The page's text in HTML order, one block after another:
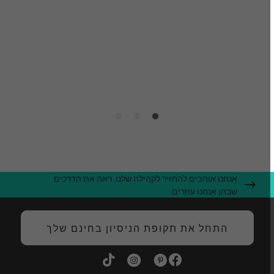
אנחנו אוהבים להחזיר לקהילה שלנו. ראה את הדרכים
שבהן אנחנו עוזרים.
התחל את תקופת הניסיון בחינם שלך